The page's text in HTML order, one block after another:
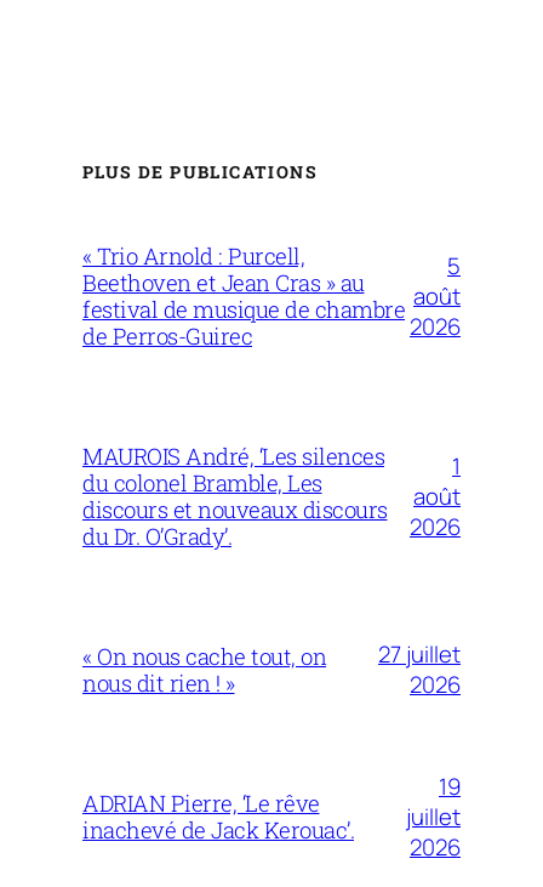
PLUS DE PUBLICATIONS
« Trio Arnold : Purcell,
Beethoven et Jean Cras » au
festival de musique de chambre
de Perros-Guirec
5
août
2026
MAUROIS André, ‘Les silences
du colonel Bramble, Les
discours et nouveaux discours
du Dr. O’Grady’.
1
août
2026
« On nous cache tout, on
nous dit rien ! »
27 juillet
2026
ADRIAN Pierre, ‘Le rêve
inachevé de Jack Kerouac’.
19
juillet
2026